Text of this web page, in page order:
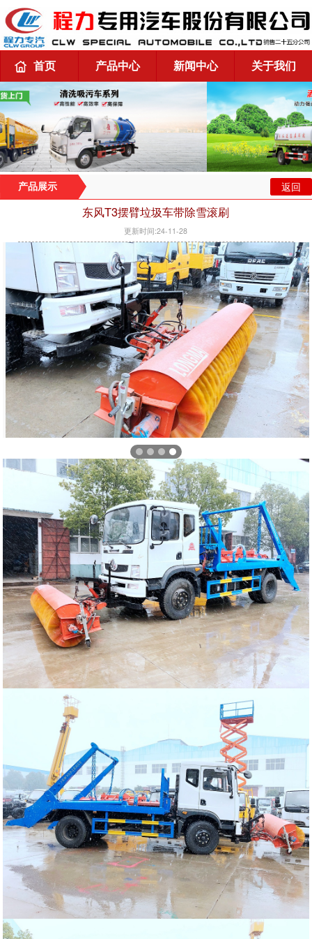
首页 产品中心 新闻中心 关于我们
产品展示 返回
东风T3摆臂垃圾车带除雪滚刷
更新时间:24-11-28